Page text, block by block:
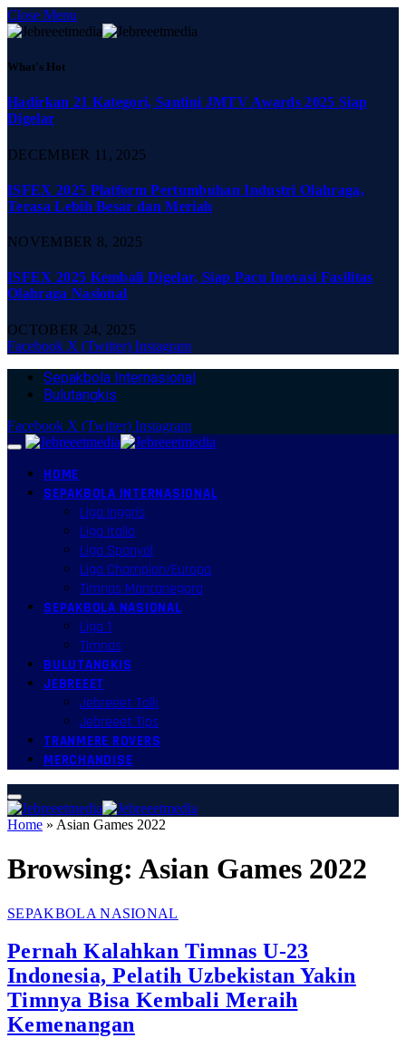
Close Menu
What's Hot
Hadirkan 21 Kategori, Santini JMTV Awards 2025 Siap
Digelar
DECEMBER 11, 2025
ISFEX 2025 Platform Pertumbuhan Industri Olahraga,
Terasa Lebih Besar dan Meriah
NOVEMBER 8, 2025
ISFEX 2025 Kembali Digelar, Siap Pacu Inovasi Fasilitas
Olahraga Nasional
OCTOBER 24, 2025
Facebook X (Twitter) Instagram
Sepakbola Internasional
Bulutangkis
Facebook X (Twitter) Instagram
HOME
SEPAKBOLA INTERNASIONAL
Liga Inggris
Liga Italia
Liga Spanyol
Liga Champion/Europa
Timnas Mancanegara
SEPAKBOLA NASIONAL
Liga 1
Timnas
BULUTANGKIS
JEBREEET
Jebreeet Talk
Jebreeet Tips
TRANMERE ROVERS
MERCHANDISE
Home » Asian Games 2022
Browsing: Asian Games 2022
SEPAKBOLA NASIONAL
Pernah Kalahkan Timnas U-23
Indonesia, Pelatih Uzbekistan Yakin
Timnya Bisa Kembali Meraih
Kemenangan